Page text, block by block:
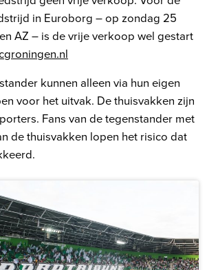
in Euroborg – op zondag 25
AZ – is de vrije verkoop wel gestart
kunnen alleen via hun eigen
voor het uitvak. De thuisvakken zijn
Fans van de tegenstander met
de thuisvakken lopen het risico dat